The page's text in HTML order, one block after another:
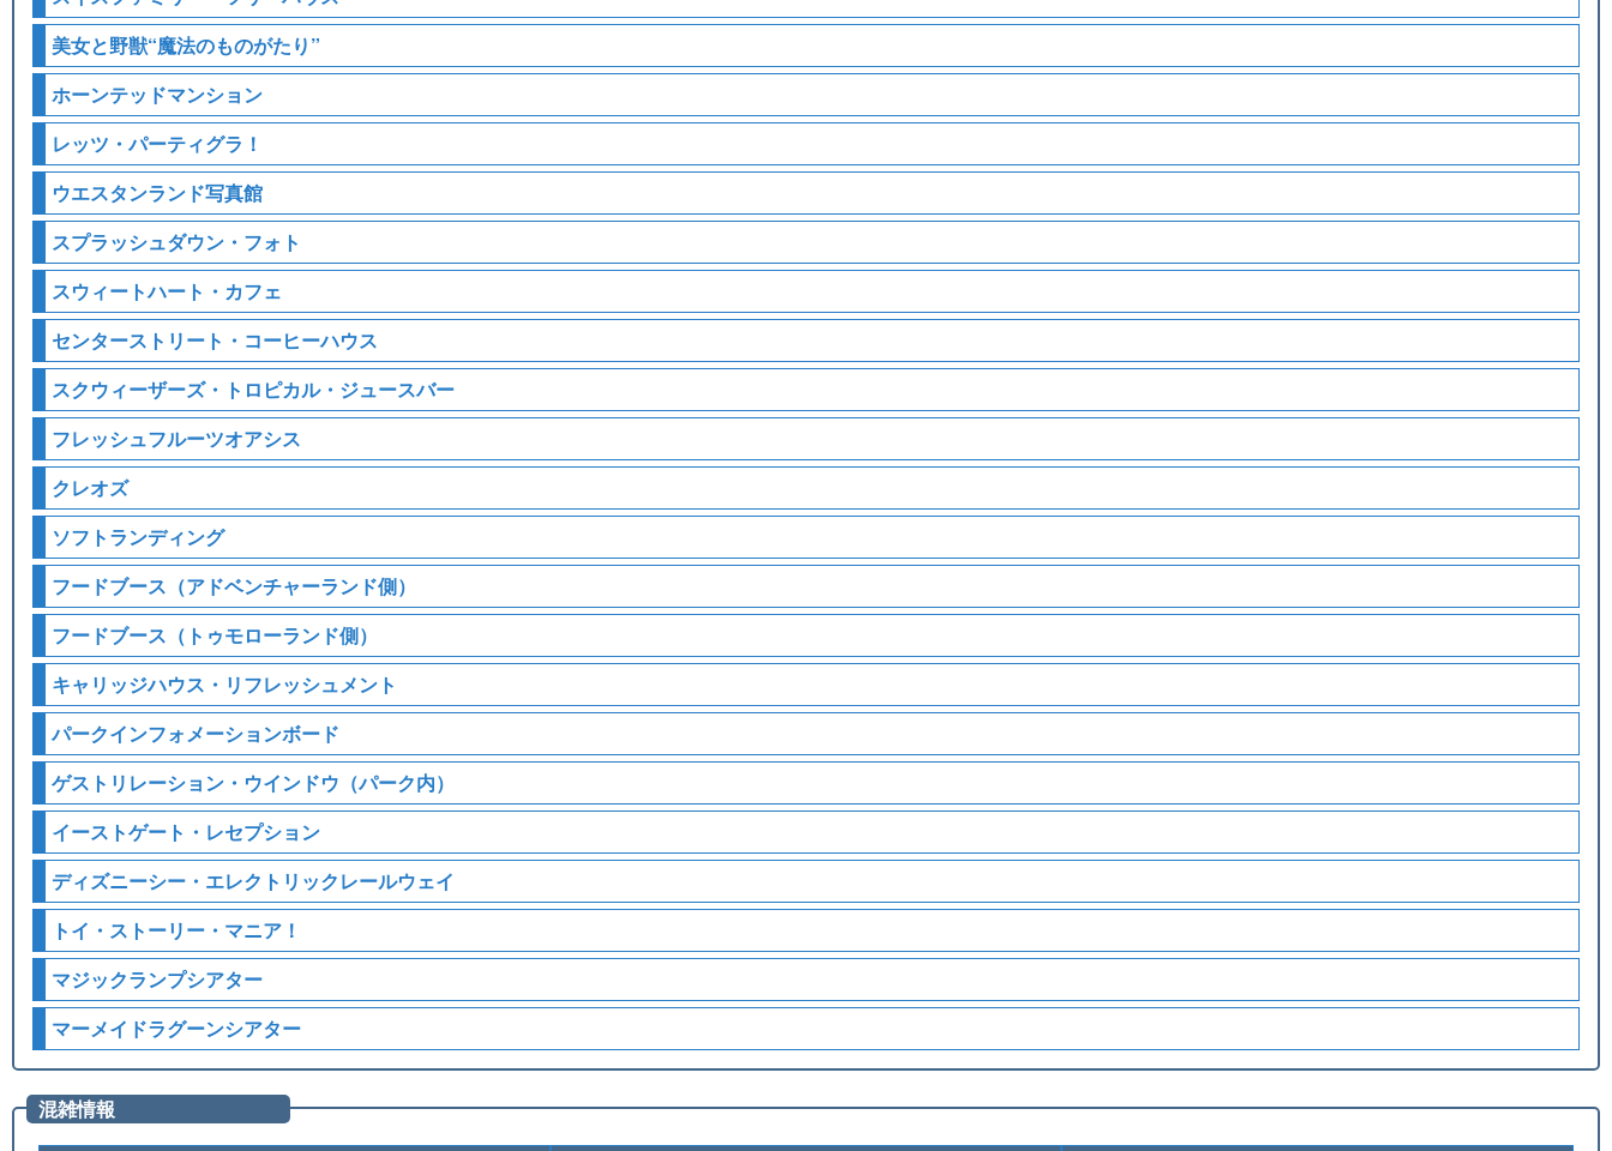
美女と野獣“魔法のものがたり”
ホーンテッドマンション
レッツ・パーティグラ！
ウエスタンランド写真館
スプラッシュダウン・フォト
スウィートハート・カフェ
センターストリート・コーヒーハウス
スクウィーザーズ・トロピカル・ジュースバー
フレッシュフルーツオアシス
クレオズ
ソフトランディング
フードブース（アドベンチャーランド側）
フードブース（トゥモローランド側）
キャリッジハウス・リフレッシュメント
パークインフォメーションボード
ゲストリレーション・ウインドウ（パーク内）
イーストゲート・レセプション
ディズニーシー・エレクトリックレールウェイ
トイ・ストーリー・マニア！
マジックランプシアター
マーメイドラグーンシアター
混雑情報